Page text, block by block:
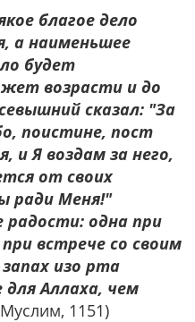
благое дело
а наименьшее
будет
возрасти и до
сказал: "За
поистине, пост
и Я воздам за него,
от своих
ради Меня!"
одна при
встрече со своим
изо рта
Аллаха, чем
1151)